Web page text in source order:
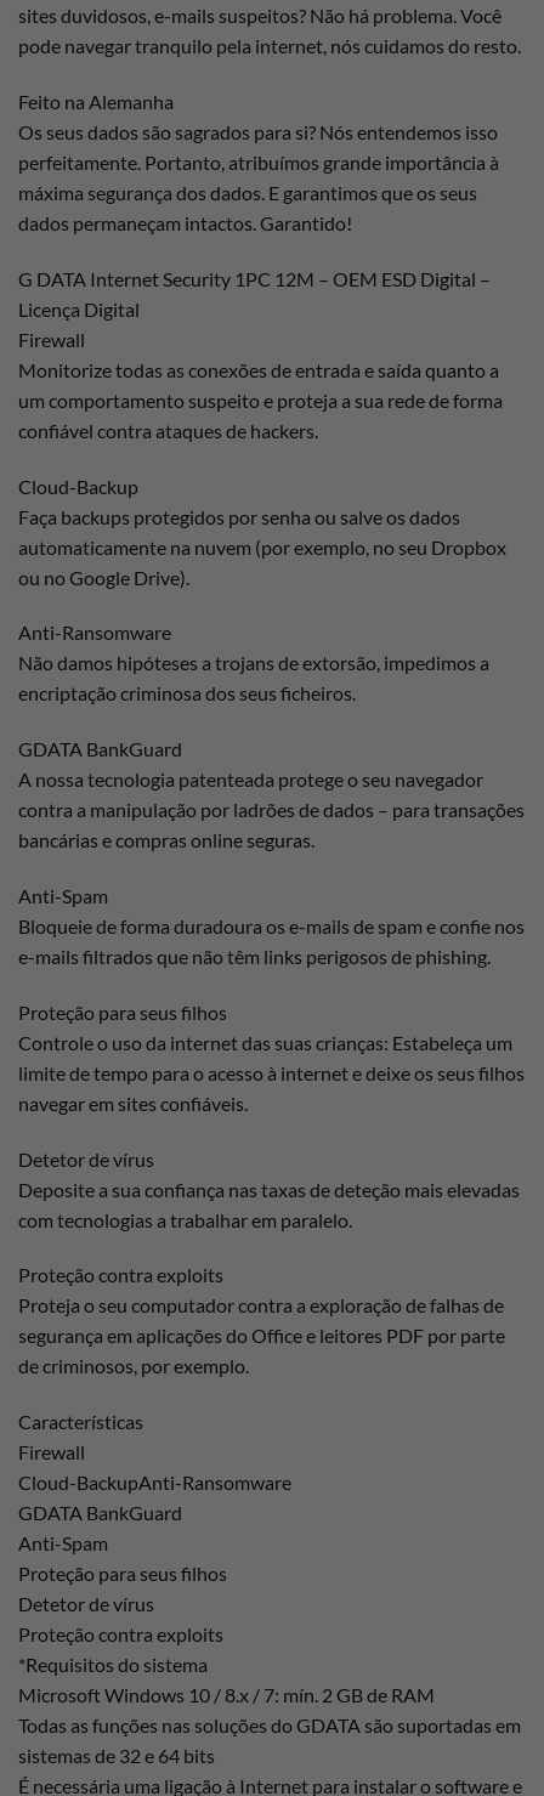
sites duvidosos, e-mails suspeitos? Não há problema. Você
pode navegar tranquilo pela internet, nós cuidamos do resto.
Feito na Alemanha
Os seus dados são sagrados para si? Nós entendemos isso
perfeitamente. Portanto, atribuímos grande importância à
máxima segurança dos dados. E garantimos que os seus
dados permaneçam intactos. Garantido!
G DATA Internet Security 1PC 12M – OEM ESD Digital –
Licença Digital
Firewall
Monitorize todas as conexões de entrada e saída quanto a
um comportamento suspeito e proteja a sua rede de forma
confiável contra ataques de hackers.
Cloud-Backup
Faça backups protegidos por senha ou salve os dados
automaticamente na nuvem (por exemplo, no seu Dropbox
ou no Google Drive).
Anti-Ransomware
Não damos hipóteses a trojans de extorsão, impedimos a
encriptação criminosa dos seus ficheiros.
GDATA BankGuard
A nossa tecnologia patenteada protege o seu navegador
contra a manipulação por ladrões de dados – para transações
bancárias e compras online seguras.
Anti-Spam
Bloqueie de forma duradoura os e-mails de spam e confie nos
e-mails filtrados que não têm links perigosos de phishing.
Proteção para seus filhos
Controle o uso da internet das suas crianças: Estabeleça um
limite de tempo para o acesso à internet e deixe os seus filhos
navegar em sites confiáveis.
Detetor de vírus
Deposite a sua confiança nas taxas de deteção mais elevadas
com tecnologias a trabalhar em paralelo.
Proteção contra exploits
Proteja o seu computador contra a exploração de falhas de
segurança em aplicações do Office e leitores PDF por parte
de criminosos, por exemplo.
Características
Firewall
Cloud-BackupAnti-Ransomware
GDATA BankGuard
Anti-Spam
Proteção para seus filhos
Detetor de vírus
Proteção contra exploits
*Requisitos do sistema
Microsoft Windows 10 / 8.x / 7: mín. 2 GB de RAM
Todas as funções nas soluções do GDATA são suportadas em
sistemas de 32 e 64 bits
É necessária uma ligação à Internet para instalar o software e